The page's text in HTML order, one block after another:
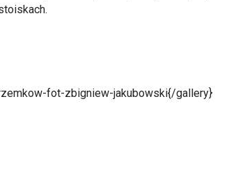
fot-zbigniew-jakubowski{/gallery}